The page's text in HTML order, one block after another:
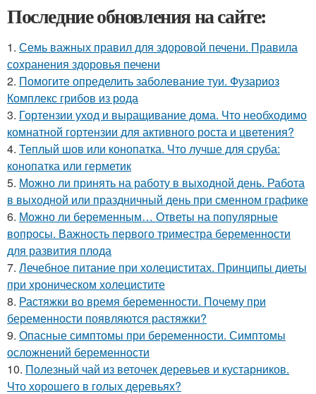
Последние обновления на сайте:
1. Семь важных правил для здоровой печени. Правила
сохранения здоровья печени
2. Помогите определить заболевание туи. Фузариоз
Комплекс грибов из рода
3. Гортензии уход и выращивание дома. Что необходимо
комнатной гортензии для активного роста и цветения?
4. Теплый шов или конопатка. Что лучше для сруба:
конопатка или герметик
5. Можно ли принять на работу в выходной день. Работа
в выходной или праздничный день при сменном графике
6. Можно ли беременным… Ответы на популярные
вопросы. Важность первого триместра беременности
для развития плода
7. Лечебное питание при холециститах. Принципы диеты
при хроническом холецистите
8. Растяжки во время беременности. Почему при
беременности появляются растяжки?
9. Опасные симптомы при беременности. Симптомы
осложнений беременности
10. Полезный чай из веточек деревьев и кустарников.
Что хорошего в голых деревьях?